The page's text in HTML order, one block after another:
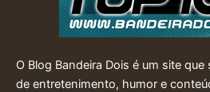
O Blog Bandeira Dois é um site
de entretenimento, humor e